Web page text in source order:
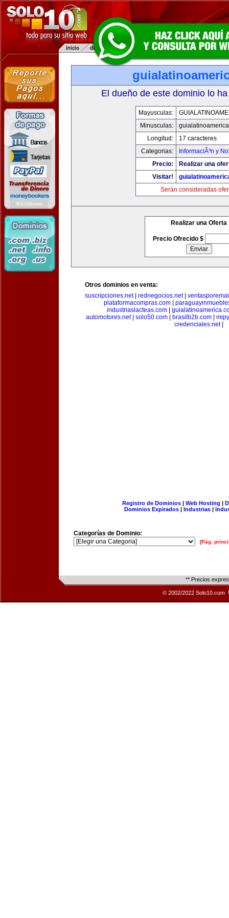
El dueño de este dominio lo
Mayusculas:
Minusculas:
Longitud:
17 caracteres
Categorias:
InformaciÃ³n y
Precio:
Realizar una
Visitar!
Serán consideradas
Realizar una Oferta
Precio Ofrecido $
Otros dominios en venta:
suscripciones.net| rednegocios.net|
plataformacompras.com
industriaslacteas.com
automotores.net| solo50.com brasilb2b.com
credenciales.net|
Registro de Dominios| Web Hosting |
Dominios Expirados | Industrias |
Categorías de Dominio:
[Pág.
** Precios
© 2002/2022 Solo10.com